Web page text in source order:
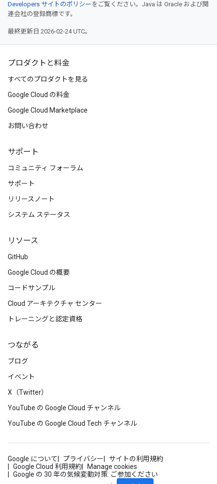
Developers サイトのポリシー をご覧ください。Java は Oracle および関
連会社の登録商標です。
最終更新日 2026-02-24 UTC。
プロダクトと料金
すべてのプロダクトを見る
Google Cloud の料金
Google Cloud Marketplace
お問い合わせ
サポート
コミュニティ フォーラム
サポート
リリースノート
システム ステータス
リソース
GitHub
Google Cloud の概要
コードサンプル
Cloud アーキテクチャ センター
トレーニングと認定資格
つながる
ブログ
イベント
X（Twitter）
YouTube の Google Cloud チャンネル
YouTube の Google Cloud Tech チャンネル
Google について プライバシー
サイトの利用規約
Google Cloud 利用規約
Manage cookies
Google の 30 年の気候変動対策: ご参加ください